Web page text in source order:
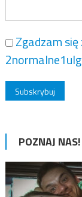
Zgadzam
POZNAJ NAS!